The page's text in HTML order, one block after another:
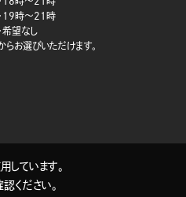
・19時～21時
・希望なし
らお選びいただけます。
しています。
ください。